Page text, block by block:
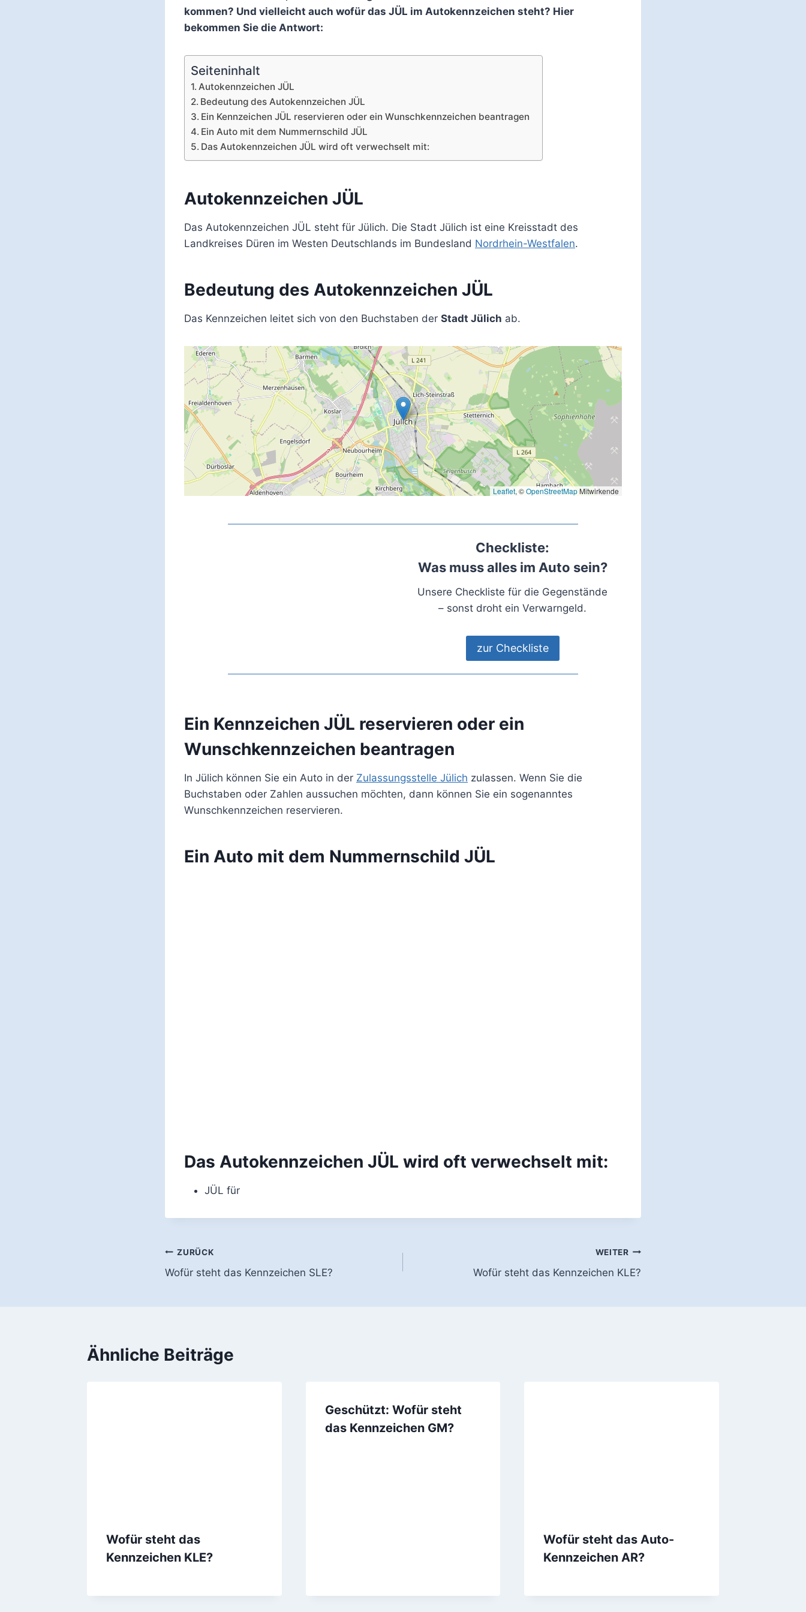
kommen? Und vielleicht auch wofür das JÜL im Autokennzeichen steht? Hier
bekommen Sie die Antwort:
Seiteninhalt
Autokennzeichen JÜL
Bedeutung des Autokennzeichen JÜL
Ein Kennzeichen JÜL reservieren oder ein Wunschkennzeichen beantragen
Ein Auto mit dem Nummernschild JÜL
Das Autokennzeichen JÜL wird oft verwechselt mit:
Autokennzeichen JÜL
Das Autokennzeichen JÜL steht für Jülich. Die Stadt Jülich ist eine Kreisstadt des
Landkreises Düren im Westen Deutschlands im Bundesland Nordrhein-Westfalen.
Bedeutung des Autokennzeichen JÜL
Das Kennzeichen leitet sich von den Buchstaben der Stadt Jülich ab.
Leaflet, ©OpenStreetMapMitwirkende
Checkliste:
Was muss alles im Auto sein?
Unsere Checkliste für die Gegenstände
– sonst droht ein Verwarngeld.
zur Checkliste
Ein Kennzeichen JÜL reservieren oder ein
Wunschkennzeichen beantragen
In Jülich können Sie ein Auto in der Zulassungsstelle Jülich zulassen. Wenn Sie die
Buchstaben oder Zahlen aussuchen möchten, dann können Sie ein sogenanntes
Wunschkennzeichen reservieren.
Ein Auto mit dem Nummernschild JÜL
Das Autokennzeichen JÜL wird oft verwechselt mit:
JÜL für
Beitragsnavigation
ZURÜCK
Wofür steht das Kennzeichen SLE?
WEITER
Wofür steht das Kennzeichen KLE?
Ähnliche Beiträge
Wofür steht das
Kennzeichen KLE?
Geschützt: Wofür steht
das Kennzeichen GM?
Wofür steht das Auto-
Kennzeichen AR?